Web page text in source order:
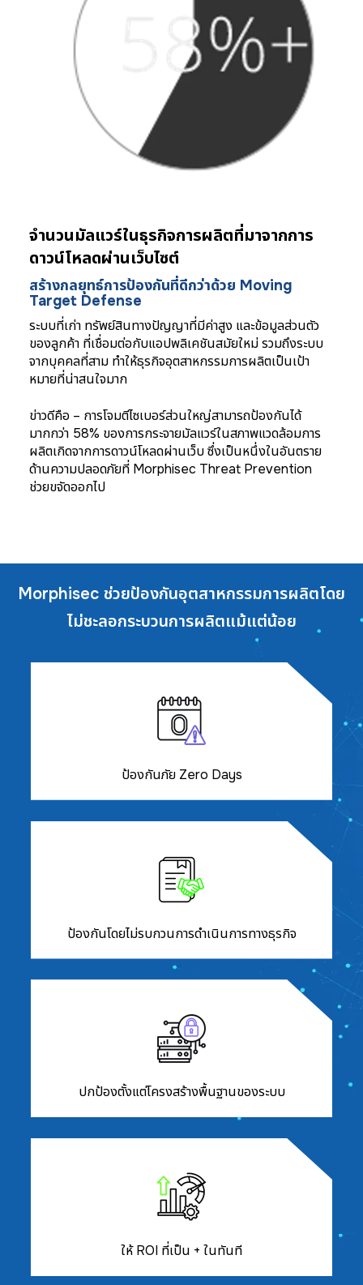
จำนวนมัลแวร์ในธุรกิจการผลิตที่มาจากการ
ดาวน์โหลดผ่านเว็บไซต์
สร้างกลยุทธ์การป้องกันที่ดีกว่าด้วย Moving
Target Defense
ระบบที่เก่า ทรัพย์สินทางปัญญาที่มีค่าสูง และข้อมูลส่วนตัว
ของลูกค้า ที่เชื่อมต่อกับแอปพลิเคชันสมัยใหม่ รวมถึงระบบ
จากบุคคลที่สาม ทำให้ธุรกิจอุตสาหกรรมการผลิตเป็นเป้า
หมายที่น่าสนใจมาก
ข่าวดีคือ – การโจมตีไซเบอร์ส่วนใหญ่สามารถป้องกันได้
มากกว่า 58% ของการกระจายมัลแวร์ในสภาพแวดล้อมการ
ผลิตเกิดจากการดาวน์โหลดผ่านเว็บ ซึ่งเป็นหนึ่งในอันตราย
ด้านความปลอดภัยที่ Morphisec Threat Prevention
ช่วยขจัดออกไป
Morphisec ช่วยป้องกันอุตสาหกรรมการผลิตโดย
ไม่ชะลอกระบวนการผลิตแม้แต่น้อย
ป้องกันภัย Zero Days
ป้องกันโดยไม่รบกวนการดำเนินการทางธุรกิจ
ปกป้องตั้งแต่โครงสร้างพื้นฐานของระบบ
ให้ ROI ที่เป็น + ในทันที